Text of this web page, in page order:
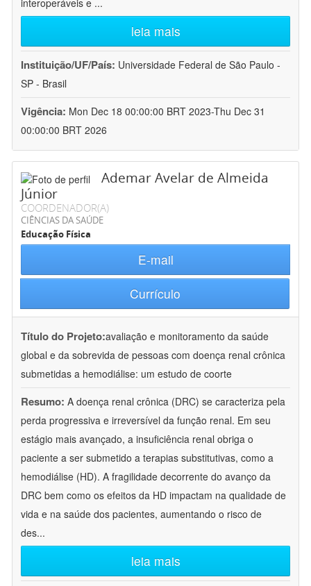
interoperáveis e ...
leia mais
Instituição/UF/País: Universidade Federal de São Paulo -
SP - Brasil
Vigência: Mon Dec 18 00:00:00 BRT 2023-Thu Dec 31
00:00:00 BRT 2026
Ademar Avelar de Almeida
Júnior
COORDENADOR(A)
CIÊNCIAS DA SAÚDE
Educação Física
E-mail
Currículo
Título do Projeto:avaliação e monitoramento da saúde
global e da sobrevida de pessoas com doença renal crônica
submetidas a hemodiálise: um estudo de coorte
Resumo: A doença renal crônica (DRC) se caracteriza pela
perda progressiva e irreversível da função renal. Em seu
estágio mais avançado, a insuficiência renal obriga o
paciente a ser submetido a terapias substitutivas, como a
hemodiálise (HD). A fragilidade decorrente do avanço da
DRC bem como os efeitos da HD impactam na qualidade de
vida e na saúde dos pacientes, aumentando o risco de
des...
leia mais